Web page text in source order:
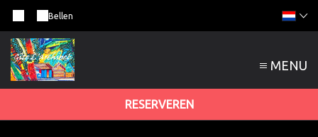
Bellen
MENU
RESERVEREN